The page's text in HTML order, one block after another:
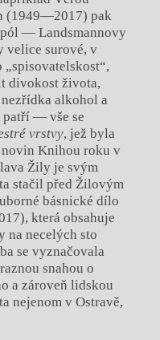
(1949—2017) pak
— Landsmannovy
velice surové, v
divokost života,
alkohol a
patří — vše se
vrstvy, jež byla
Knihou roku v
Žily je svým
stačil před Žilovým
básnické dílo
která obsahuje
na necelých sto
se vyznačovala
snahou o
a zároveň lidskou
nejenom v Ostravě,